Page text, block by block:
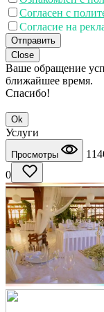
Согласен с
Согласие на
Отправить
Close
Ваше обращение
ближайшее время.
Спасибо!
Ok
Услуги
Просмотры
0